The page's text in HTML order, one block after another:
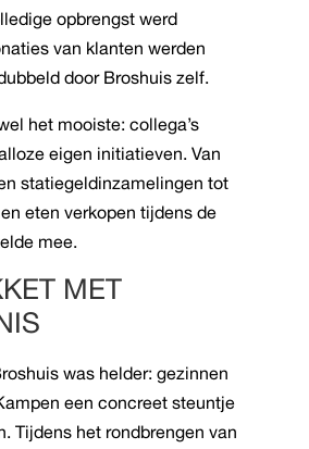
opbrengst werd
van klanten werden
door Broshuis zelf.
het mooiste: collega’s
eigen initiatieven. Van
statiegeldinzamelingen tot
eten verkopen tijdens de
mee.
MET
was helder: gezinnen
een concreet steuntje
Tijdens het rondbrengen van